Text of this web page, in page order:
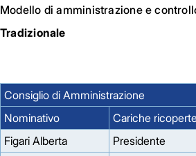
Modello di amministrazione e
Tradizionale
Consiglio di Amministrazione
Nominativo
Cariche
Figari Alberta
Presidente